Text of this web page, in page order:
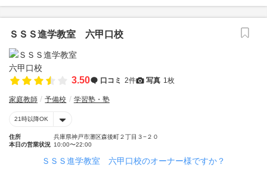
ＳＳＳ進学教室 六甲口校
3.50 口コミ 2件 写真 1枚
家庭教師 予備校 学習塾・塾
21時以降OK
住所
兵庫県神戸市灘区森後町２丁目３−２０
本日の営業状況 10:00〜22:00
ＳＳＳ進学教室 六甲口校のオーナー様ですか？